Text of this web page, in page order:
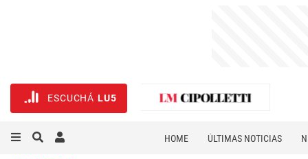
ESCUCHÁ LU5
HOME ÚLTIMAS NOTICIAS